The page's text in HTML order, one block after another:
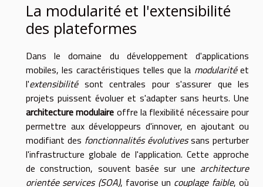
La modularité et l'extensibilité
des plateformes
Dans le domaine du développement d'applications
mobiles, les caractéristiques telles que la modularitéet
l'extensibilitésont centrales pour s'assurer que les
projets puissent évoluer et s'adapter sans heurts. Une
architecture modulaire offre la flexibilité nécessaire pour
permettre aux développeurs d'innover, en ajoutant ou
modifiant des fonctionnalités évolutivessans perturber
l'infrastructure globale de l'application. Cette approche
de construction, souvent basée sur une architecture
orientée services (SOA), favorise un couplage faible, où